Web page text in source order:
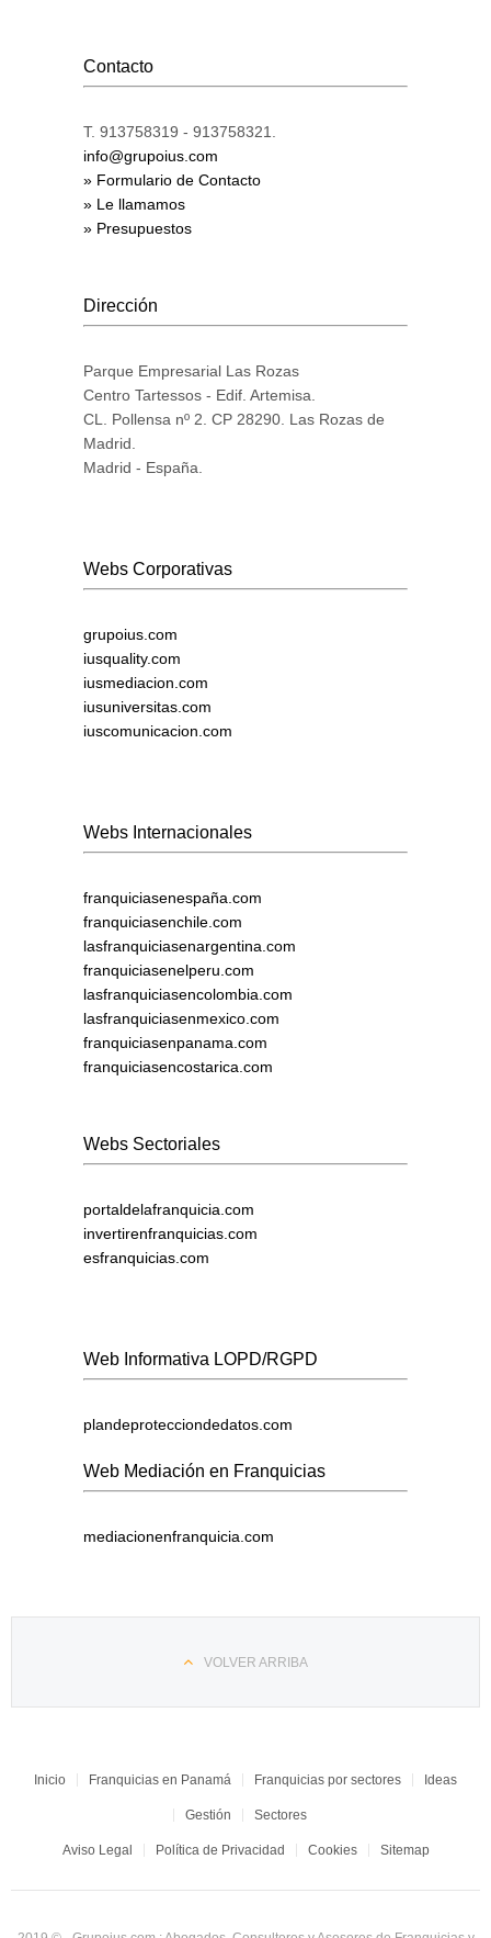
Contacto
T. 913758319 - 913758321.
info@grupoius.com
» Formulario de Contacto
» Le llamamos
» Presupuestos
Dirección
Parque Empresarial Las Rozas
Centro Tartessos - Edif. Artemisa.
CL. Pollensa nº 2. CP 28290. Las Rozas de
Madrid.
Madrid - España.
Webs Corporativas
grupoius.com
iusquality.com
iusmediacion.com
iusuniversitas.com
iuscomunicacion.com
Webs Internacionales
franquiciasenespaña.com
franquiciasenchile.com
lasfranquiciasenargentina.com
franquiciasenelperu.com
lasfranquiciasencolombia.com
lasfranquiciasenmexico.com
franquiciasenpanama.com
franquiciasencostarica.com
Webs Sectoriales
portaldelafranquicia.com
invertirenfranquicias.com
esfranquicias.com
Web Informativa LOPD/RGPD
plandeprotecciondedatos.com
Web Mediación en Franquicias
mediacionenfranquicia.com
VOLVER ARRIBA
Inicio Franquicias en Panamá Franquicias por sectores Ideas
Gestión Sectores
Aviso Legal Política de Privacidad Cookies Sitemap